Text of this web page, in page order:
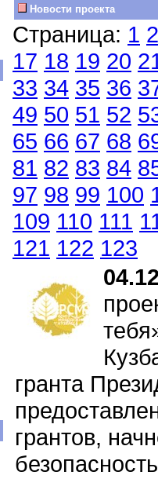
Новости проекта
Страница: 1 2
17 18 19 20
33 34 35 36
49 50 51 52
65 66 67 68
81 82 83 84
97 98 99 100
109 110 111
121 122 123
гранта
грантов,